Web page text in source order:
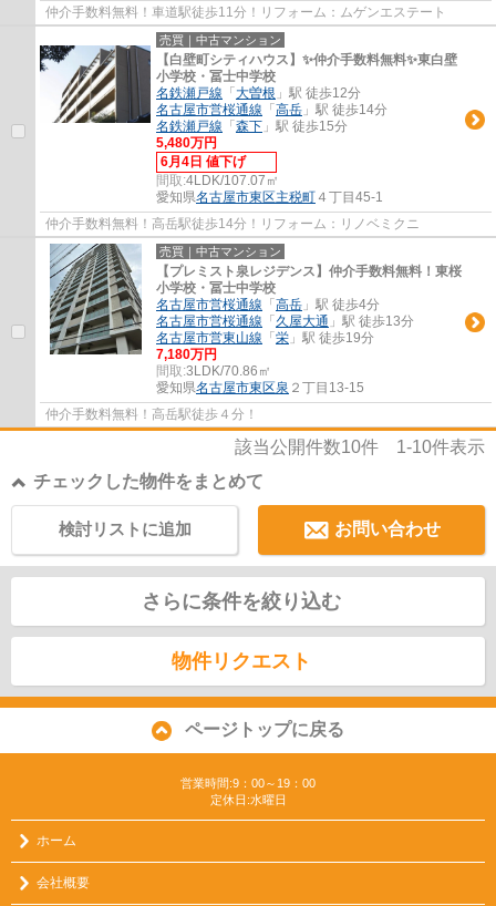
仲介手数料無料！車道駅徒歩11分！リフォーム：ムゲンエステート
売買｜中古マンション
【白壁町シティハウス】✨️仲介手数料無料✨️東白壁
小学校・冨士中学校
名鉄瀬戸線 「 大曽根 」駅 徒歩12分
名古屋市営桜通線 「 高岳 」駅 徒歩14分
名鉄瀬戸線 「 森下 」駅 徒歩15分
5,480万円
6月4日 値下げ
間取:4LDK/107.07㎡
愛知県名古屋市東区主税町 ４丁目45-1
仲介手数料無料！高岳駅徒歩14分！リフォーム：リノベミクニ
売買｜中古マンション
【プレミスト泉レジデンス】仲介手数料無料！東桜
小学校・冨士中学校
名古屋市営桜通線 「 高岳 」駅 徒歩4分
名古屋市営桜通線 「 久屋大通 」駅 徒歩13分
名古屋市営東山線 「 栄 」駅 徒歩19分
7,180万円
間取:3LDK/70.86㎡
愛知県名古屋市東区泉 ２丁目13-15
仲介手数料無料！高岳駅徒歩４分！
該当公開件数10件 1-10件表示
チェックした物件をまとめて
お問い合わせ
検討リストに追加
さらに条件を絞り込む
物件リクエスト
ページトップに戻る
営業時間:9：00～19：00
定休日:水曜日
ホーム
会社概要